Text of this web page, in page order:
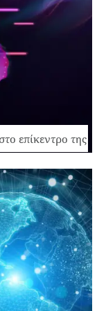
επίκεντρο της